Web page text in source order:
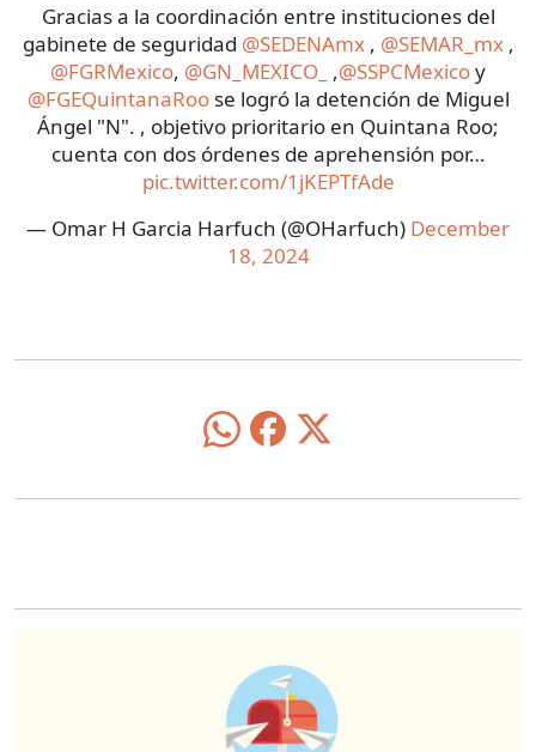
Gracias a la coordinación entre instituciones del
gabinete de seguridad @SEDENAmx, @SEMAR_mx,
@FGRMexico, @GN_MEXICO_ ,@SSPCMexicoy
@FGEQuintanaRoose logró la detención de Miguel
Ángel "N". , objetivo prioritario en Quintana Roo;
cuenta con dos órdenes de aprehensión por…
pic.twitter.com/1jKEPTfAde
— Omar H Garcia Harfuch (@OHarfuch) December
18, 2024